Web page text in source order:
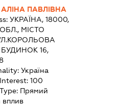
ПАВЛІВНА
УКРАЇНА, 18000,
МІСТО
16,
Україна
100
Прямий
вплив